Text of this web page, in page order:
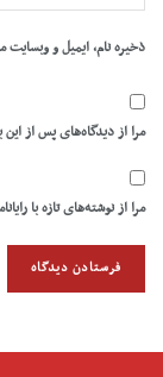
ذخیره نام، ایمیل و
مرا از دیدگاه‌های پس از این
مرا از نوشته‌های تازه با